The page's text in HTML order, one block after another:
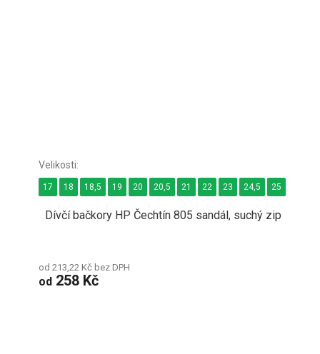
Dívčí bačkory HP Čechtín 805 sandál, suchý zip
od 213,22 Kč bez DPH
od 258 Kč
17 18 18,5 19 20 20,5 21 22 23 24,5 25